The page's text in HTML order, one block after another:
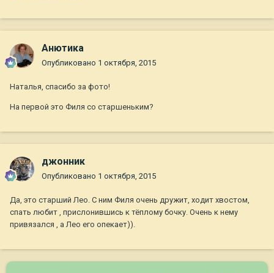
Анютика
Опубликовано 1 октября, 2015
Наталья, спасибо за фото!
На первой это Филя со старшеньким?
джонник
Опубликовано 1 октября, 2015
Да, это старший Лео. С ним Филя очень дружит, ходит хвостом,
спать любит , прислонившись к тёплому бочку. Очень к нему
привязался , а Лео его опекает)).